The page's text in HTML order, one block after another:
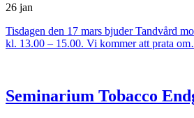
26 jan
Tisdagen den 17 mars bjuder Tandvård
kl. 13.00 – 15.00. Vi kommer att prata
Seminarium Tobacco